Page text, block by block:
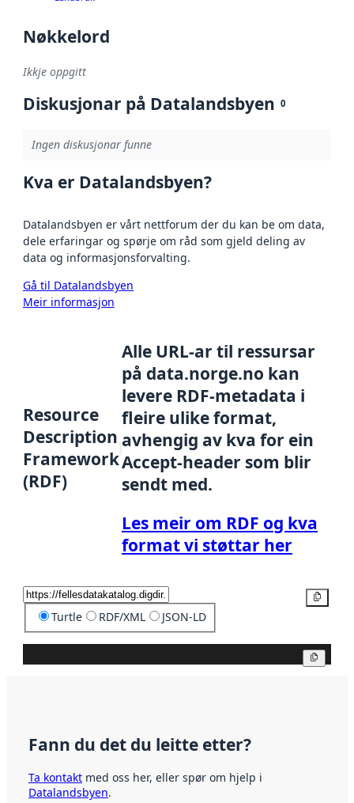
Nøkkelord
Ikkje oppgitt
Diskusjonar på Datalandsbyen 0
Ingen diskusjonar funne
Kva er Datalandsbyen?
Datalandsbyen er vårt nettforum der du kan be om data,
dele erfaringar og spørje om råd som gjeld deling av
data og informasjonsforvalting.
Gå til Datalandsbyen
Meir informasjon
Resource
Description
Framework
(RDF)
Alle URL-ar til ressursar
på data.norge.no kan
levere RDF-metadata i
fleire ulike format,
avhengig av kva for ein
Accept-header som blir
sendt med.
Les meir om RDF og kva
format vi støttar her
Turtle RDF/XML JSON-LD
Fann du det du leitte etter?
Ta kontakt med oss her, eller spør om hjelp i
Datalandsbyen.